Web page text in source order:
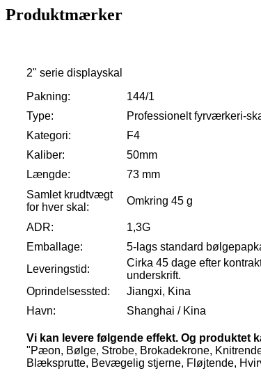
Produktmærker
2" serie displayskal
Pakning:
144/1
Type:
Professionelt fyrværkeri-
Kategori:
F4
Kaliber:
50mm
Længde:
73 mm
Samlet krudtvægt
for hver skal:
Omkring 45 g
ADR:
1,3G
Emballage:
5-lags standard
Leveringstid:
Cirka 45 dage efter
underskrift.
Oprindelsessted:
Jiangxi, Kina
Havn:
Shanghai / Kina
Vi kan levere følgende effekt. Og produktet
"Pæon, Bølge, Strobe, Brokadekrone,
Blæksprutte, Bevægelig stjerne, Fløjtende,